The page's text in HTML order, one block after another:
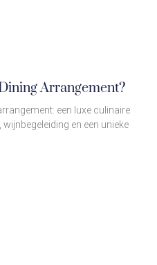
Arrangement?
een luxe culinaire
en een unieke